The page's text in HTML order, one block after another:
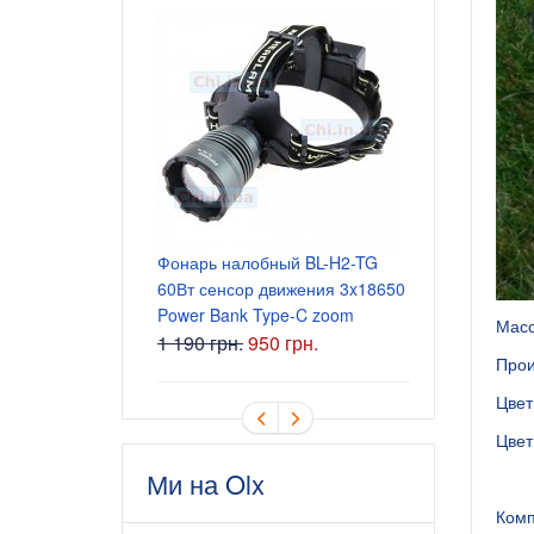
Фонарь налобный BL-H2-TG
60Вт сенсор движения 3x18650
Power Bank Type-C zoom
1 190 грн.950 грн.
Блок
5.5x2.5 мм
165 грн.
Ми на Olx